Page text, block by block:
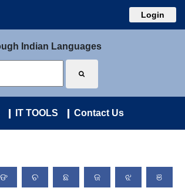
Login
Indian Languages
IT TOOLS Contact Us
ଙ ଚ ଛ ଜ ଝ ଞ